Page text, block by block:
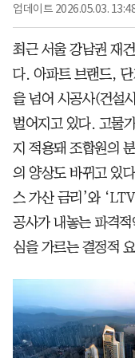
업데이트 2026.05.03.
최근 서울 강남권 재
다. 아파트 브랜드,
을 넘어 시공사(건설
벌어지고 있다. 고물
지 적용돼 조합원의
의 양상도 바뀌고 있
스 가산 금리’와
공사가 내놓는 파격
심을 가르는 결정적